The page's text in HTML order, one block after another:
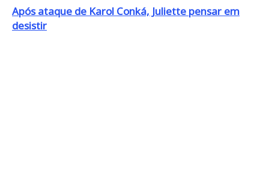
Após ataque de Karol Conká, Juliette pensar em
desistir